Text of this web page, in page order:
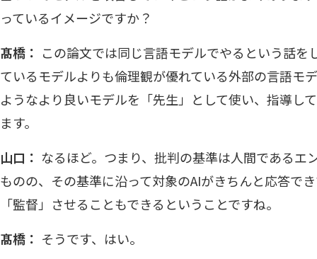
っているイメージですか？
髙橋： この論文では同じ言語モデルでやるという話を
ているモデルよりも倫理観が優れている外部の言語モ
ようなより良いモデルを「先生」として使い、指導し
ます。
山口： なるほど。つまり、批判の基準は人間であるエ
ものの、その基準に沿って対象のAIがきちんと応答で
「監督」させることもできるということですね。
髙橋： そうです、はい。